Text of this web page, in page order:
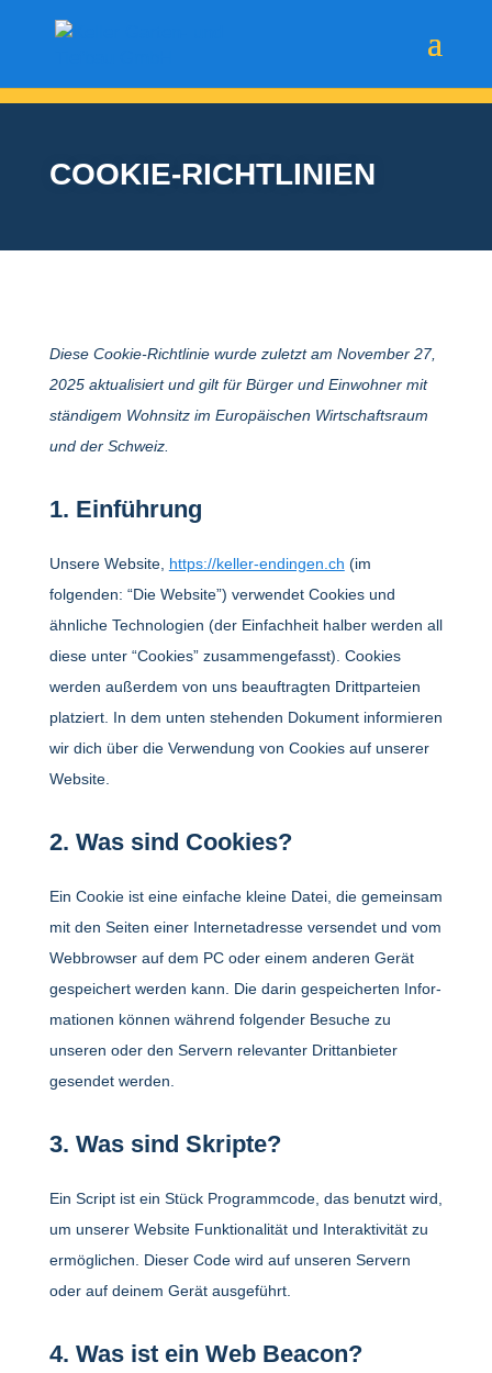
COOKIE-RICHT­LI­NIEN
Diese Cookie-Richt­linie wurde zuletzt am November 27,
2025 aktua­li­siert und gilt für Bürger und Einwohner mit
stän­digem Wohn­sitz im Euro­päi­schen Wirt­schafts­raum
und der Schweiz.
1. Einfüh­rung
Unsere Website, https://keller-endingen.ch (im
folgenden: “Die Website”) verwendet Cookies und
ähnliche Tech­no­lo­gien (der Einfach­heit halber werden all
diese unter “Cookies” zusam­men­ge­fasst). Cookies
werden außerdem von uns beauf­tragten Dritt­par­teien
plat­ziert. In dem unten stehenden Doku­ment infor­mieren
wir dich über die Verwen­dung von Cookies auf unserer
Website.
2. Was sind Cookies?
Ein Cookie ist eine einfache kleine Datei, die gemeinsam
mit den Seiten einer Inter­net­adresse versendet und vom
Webbrowser auf dem PC oder einem anderen Gerät
gespei­chert werden kann. Die darin gespei­cherten Infor­
ma­tionen können während folgender Besuche zu
unseren oder den Servern rele­vanter Dritt­an­bieter
gesendet werden.
3. Was sind Skripte?
Ein Script ist ein Stück Programm­code, das benutzt wird,
um unserer Website Funk­tio­na­lität und Inter­ak­ti­vität zu
ermög­li­chen. Dieser Code wird auf unseren Servern
oder auf deinem Gerät ausge­führt.
4. Was ist ein Web Beacon?